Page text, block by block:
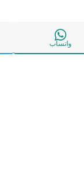
واتساب